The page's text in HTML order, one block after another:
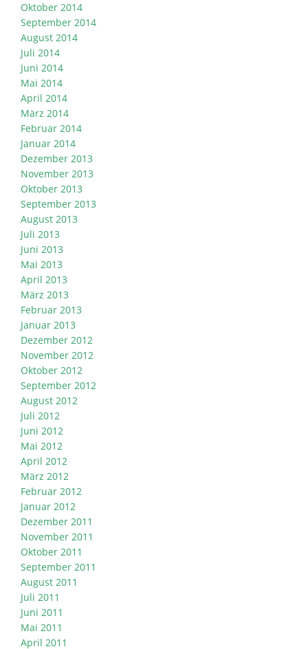
Oktober 2014
September 2014
August 2014
Juli 2014
Juni 2014
Mai 2014
April 2014
März 2014
Februar 2014
Januar 2014
Dezember 2013
November 2013
Oktober 2013
September 2013
August 2013
Juli 2013
Juni 2013
Mai 2013
April 2013
März 2013
Februar 2013
Januar 2013
Dezember 2012
November 2012
Oktober 2012
September 2012
August 2012
Juli 2012
Juni 2012
Mai 2012
April 2012
März 2012
Februar 2012
Januar 2012
Dezember 2011
November 2011
Oktober 2011
September 2011
August 2011
Juli 2011
Juni 2011
Mai 2011
April 2011